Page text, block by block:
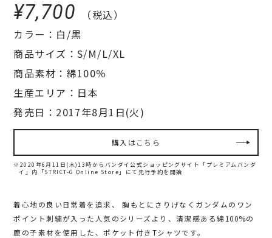
¥7,700
（税込）
カラー：白/黒
商品サイズ：S/M/L/XL
商品素材：綿100％
生産エリア：日本
発売日：2017年8月1日(火)
購入はこちら
※2020年6月11日(木)13時からバンダイ公式ショッピングサイト「プレミアムバンダ
イ」内
「STRICT-G Online Store」にて先行予約を開始
着心地の良い日常着を追求、 胸もとにさりげなくガンダムのワン
ポイント刺繍が入った人気のシリーズより、清潔感ある綿100%の
鹿の子素材を使用した、ポケット付きTシャツです。